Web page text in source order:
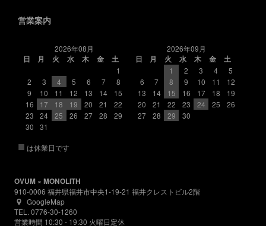
営業案内
2026年08月
日
月 火 水 木 金
土
1
2
3 4 5 6 7
8
9
10 11 12 13 14
15
16
17 18 19 20 21
22
23
24 25 26 27 28
29
30
31
2026年09月
日
月 火 水 木 金
土
1
2 3 4
5
6
7 8 9 10 11
12
13
14 15 16 17 18
19
20
21 22 23 24 25
26
27
28 29 30
■ は休業日です
OVUM × MONOLITH
910-0006 福井県福井市中央1-19-21 福井クレストビル2階
GoogleMap
TEL. 0776-30-1260
営業時間 10:30 - 19:30 火曜日定休